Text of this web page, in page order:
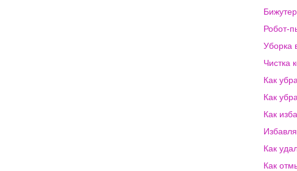
Робот-
Уборка
Чистка
Как
Как
Как
Как
Как